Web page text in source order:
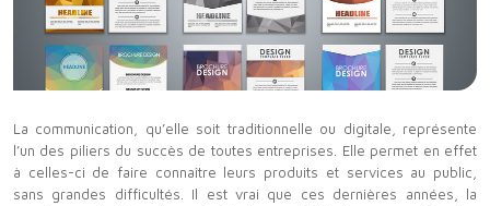
La communication, qu’elle soit traditionnelle ou digitale, représente
l’un des piliers du succès de toutes entreprises. Elle permet en effet
à celles-ci de faire connaître leurs produits et services au public,
sans grandes difficultés. Il est vrai que ces dernières années, la